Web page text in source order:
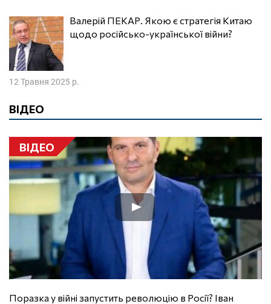
Валерій ПЕКАР. Якою є стратегія Китаю
щодо російсько-української війни?
12 Травня 2025 р.
ВІДЕО
ВІДЕО
Поразка у війні запустить революцію в Росії? Іван